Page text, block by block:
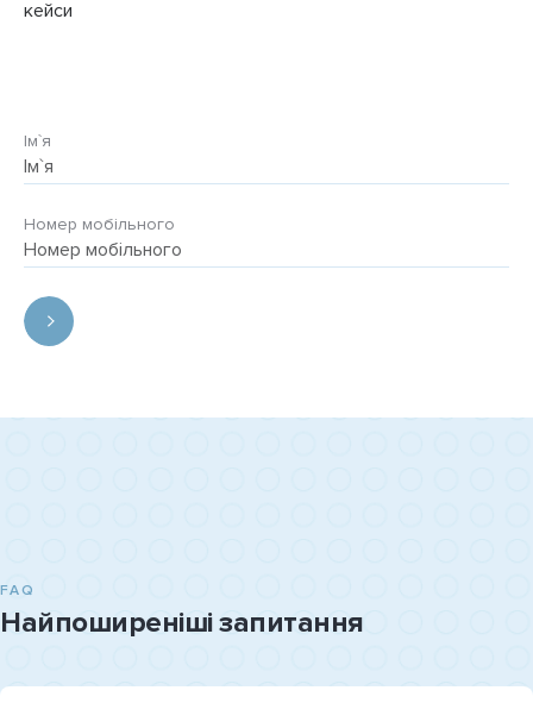
кейси
Ім`я
Номер мобільного
FAQ
Найпоширеніші запитання